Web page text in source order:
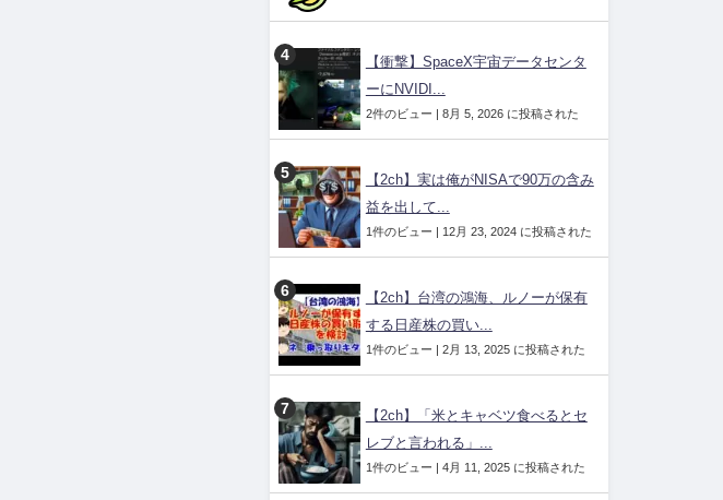
【衝撃】SpaceX宇宙データセンタ
ーにNVIDI...
2件のビュー | 8月 5, 2026 に投稿された
【2ch】実は俺がNISAで90万の含み
益を出して...
1件のビュー | 12月 23, 2024 に投稿された
【2ch】台湾の鴻海、ルノーが保有
する日産株の買い...
1件のビュー | 2月 13, 2025 に投稿された
【2ch】「米とキャベツ食べるとセ
レブと言われる」...
1件のビュー | 4月 11, 2025 に投稿された